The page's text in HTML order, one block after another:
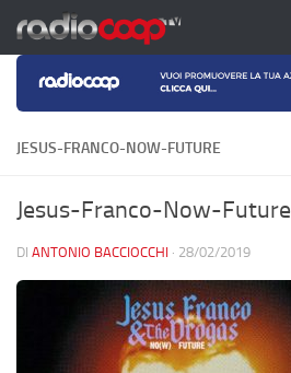
Salta al contenuto
JESUS-FRANCO-NOW-FUTURE
Jesus-Franco-Now-Future
DI ANTONIO BACCIOCCHI · 28/02/2019